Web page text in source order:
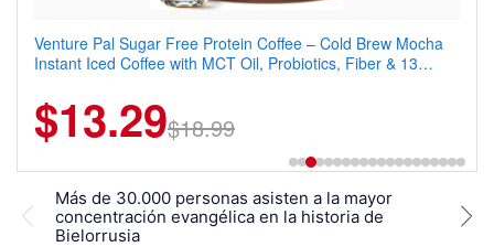
Venture Pal Sugar Free Protein Coffee – Cold Brew Mocha
Instant Iced Coffee with MCT Oil, Probiotics, Fiber & 13
$13.29$18.99
Más de 30.000 personas asisten a la mayor
concentración evangélica en la historia de
Bielorrusia